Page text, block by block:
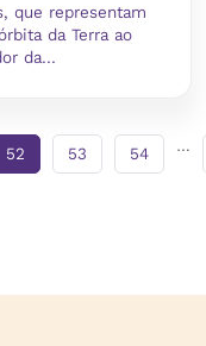
que representam
da Terra ao
da...
52 53 54 …